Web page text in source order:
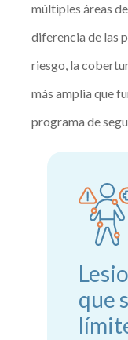
múltiples áreas
diferencia de las
riesgo, la
más amplia que
programa de
que